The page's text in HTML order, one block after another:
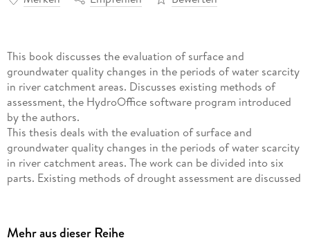
This book discusses the evaluation of surface and
groundwater quality changes in the periods of water scarcity
in river catchment areas. Discusses existing methods of
assessment, the HydroOffice software program introduced
by the authors.
This thesis deals with the evaluation of surface and
groundwater quality changes in the periods of water scarcity
in river catchment areas. The work can be divided into six
parts. Existing methods of drought assessment are discussed
Mehr aus dieser Reihe